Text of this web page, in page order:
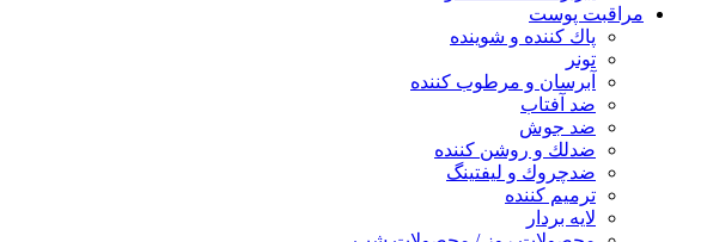
مراقبت پوست
پاك كننده و شوينده
تونر
آبرسان و مرطوب كننده
ضد آفتاب
ضد جوش
ضدلك و روشن كننده
ضدچروك و ليفتينگ
ترميم كننده
لايه بردار